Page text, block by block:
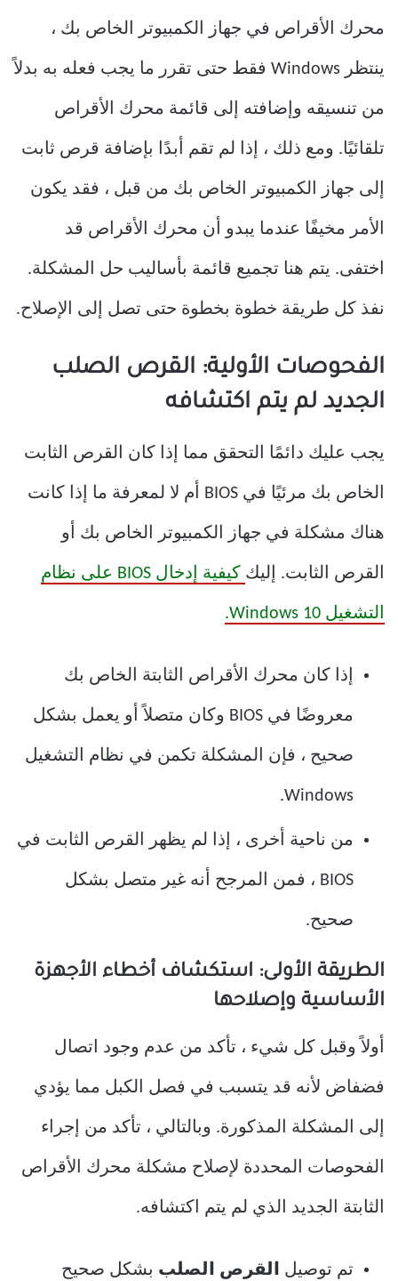
محرك الأقراص في جهاز الكمبيوتر الخاص بك ،
ينتظر Windows فقط حتى تقرر ما يجب فعله به بدلاً
من تنسيقه وإضافته إلى قائمة محرك الأقراص
تلقائيًا. ومع ذلك ، إذا لم تقم أبدًا بإضافة قرص ثابت
إلى جهاز الكمبيوتر الخاص بك من قبل ، فقد يكون
الأمر مخيفًا عندما يبدو أن محرك الأقراص قد
اختفى. يتم هنا تجميع قائمة بأساليب حل المشكلة.
نفذ كل طريقة خطوة بخطوة حتى تصل إلى الإصلاح.
الفحوصات الأولية: القرص الصلب
الجديد لم يتم اكتشافه
يجب عليك دائمًا التحقق مما إذا كان القرص الثابت
الخاص بك مرئيًا في BIOS أم لا لمعرفة ما إذا كانت
هناك مشكلة في جهاز الكمبيوتر الخاص بك أو
القرص الثابت. إليك كيفية إدخال BIOS على نظام
التشغيل Windows 10.
إذا كان محرك الأقراص الثابتة الخاص بك
معروضًا في BIOS وكان متصلاً أو يعمل بشكل
صحيح ، فإن المشكلة تكمن في نظام التشغيل
Windows.
من ناحية أخرى ، إذا لم يظهر القرص الثابت في
BIOS ، فمن المرجح أنه غير متصل بشكل
صحيح.
الطريقة الأولى: استكشاف أخطاء الأجهزة
الأساسية وإصلاحها
أولاً وقبل كل شيء ، تأكد من عدم وجود اتصال
فضفاض لأنه قد يتسبب في فصل الكبل مما يؤدي
إلى المشكلة المذكورة. وبالتالي ، تأكد من إجراء
الفحوصات المحددة لإصلاح مشكلة محرك الأقراص
الثابتة الجديد الذي لم يتم اكتشافه.
تم توصيل القرص الصلب بشكل صحيح